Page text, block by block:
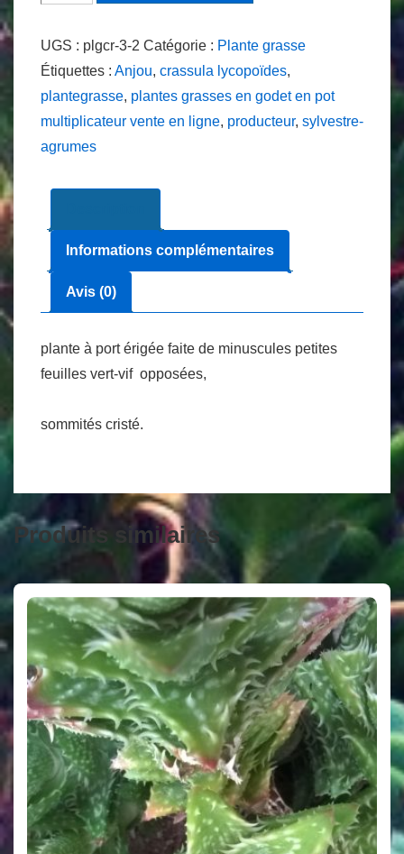
de
licopoïdes
UGS : plgcr-3-2 Catégorie : Plante grasse
Étiquettes : Anjou, crassula lycopoïdes,
plantegrasse, plantes grasses en godet en pot
multiplicateur vente en ligne, producteur, sylvestre-
agrumes
Informations complémentaires
Avis (0)
plante à port érigée faite de minuscules petites
feuilles vert-vif opposées,
sommités cristé.
Produits similaires